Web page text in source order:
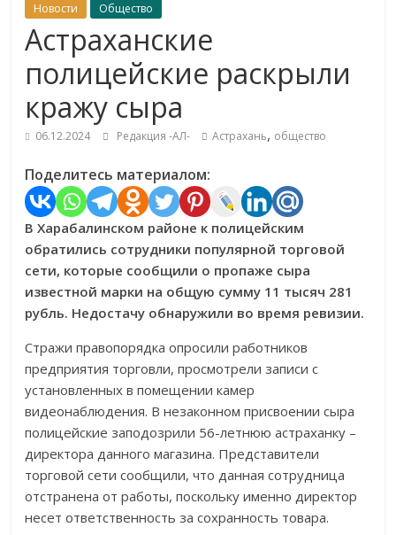
Новости Общество
Астраханские
полицейские раскрыли
кражу сыра
06.12.2024 Редакция -АЛ- Астрахань, общество
Поделитесь материалом:
В Харабалинском районе к полицейским
обратились сотрудники популярной торговой
сети, которые сообщили о пропаже сыра
известной марки на общую сумму 11 тысяч 281
рубль. Недостачу обнаружили во время ревизии.
Стражи правопорядка опросили работников
предприятия торговли, просмотрели записи с
установленных в помещении камер
видеонаблюдения. В незаконном присвоении сыра
полицейские заподозрили 56-летнюю астраханку –
директора данного магазина. Представители
торговой сети сообщили, что данная сотрудница
отстранена от работы, поскольку именно директор
несет ответственность за сохранность товара.